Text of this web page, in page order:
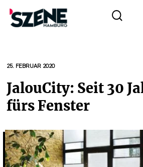
springen
25. FEBRUAR 2020
JalouCity: Seit 30
fürs Fenster